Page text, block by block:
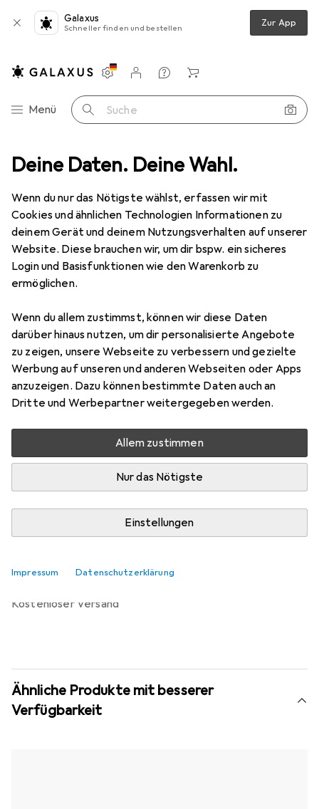
Deine Daten. Deine Wahl.
Wenn du nur das Nötigste wählst, erfassen wir mit
Cookies und ähnlichen Technologien Informationen zu
deinem Gerät und deinem Nutzungsverhalten auf unserer
Website. Diese brauchen wir, um dir bspw. ein sicheres
Login und Basisfunktionen wie den Warenkorb zu
ermöglichen.
Wenn du allem zustimmst, können wir diese Daten
darüber hinaus nutzen, um dir personalisierte Angebote
zu zeigen, unsere Webseite zu verbessern und gezielte
Werbung auf unseren und anderen Webseiten oder Apps
anzuzeigen. Dazu können bestimmte Daten auch an
Dritte und Werbepartner weitergegeben werden.
Allem zustimmen
Nur das Nötigste
Einstellungen
Impressum Datenschutzerklärung
Galaxus
Schneller finden und bestellen Zur App
Navigation nach Kategorien
Menü Suche
Einstellungen
Kundenkonto
Vergleichslisten
Merklisten
Warenkorb
Schneider Electric Black Bezel Orange Mushroom Latching Hea
2 Bilder
Schneider ElectricBlack Bezel Orange
Mushroom Latching Hea
Preis in EUR inkl. MwSt.
EUR
33,03
Bewertungen
Zwischen Do, 3.9. und Do, 10.9. geliefert
Lieferort angeben für genaue Lieferzeit
In den Warenkorb
Vergleichen
kostenloser Versand
Ähnliche Produkte mit besserer
Verfügbarkeit